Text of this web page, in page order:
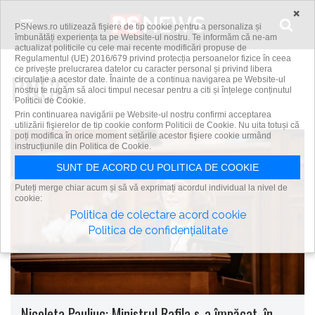
PNCC
×
PSNews.ro utilizează fişiere de tip cookie pentru a personaliza și
îmbunătăți experiența ta pe Website-ul nostru. Te informăm că ne-am
actualizat politicile cu cele mai recente modificări propuse de
Regulamentul (UE) 2016/679 privind protecția persoanelor fizice în ceea
ce privește prelucrarea datelor cu caracter personal și privind libera
circulație a acestor date. Înainte de a continua navigarea pe Website-ul
nostru te rugăm să aloci timpul necesar pentru a citi și înțelege conținutul
Politicii de Cookie.
Prin continuarea navigării pe Website-ul nostru confirmi acceptarea
utilizării fişierelor de tip cookie conform Politicii de Cookie. Nu uita totuși că
poți modifica în orice moment setările acestor fişiere cookie urmând
instrucțiunile din Politica de Cookie.
SUNT DE ACORD CU POLITICA DE COOKIE
Puteți merge chiar acum și să vă exprimați acordul individual la nivel de
cookie:
Politica de colectare acord cookie
Politica de confidențialitate